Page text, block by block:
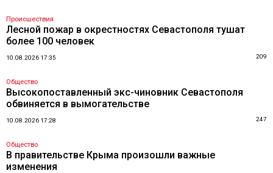
Происшествия
Лесной пожар в окрестностях Севастополя тушат
более 100 человек
10.08.2026 17:35 209
Общество
Высокопоставленный экс-чиновник Севастополя
обвиняется в вымогательстве
10.08.2026 17:28 247
Общество
В правительстве Крыма произошли важные
изменения